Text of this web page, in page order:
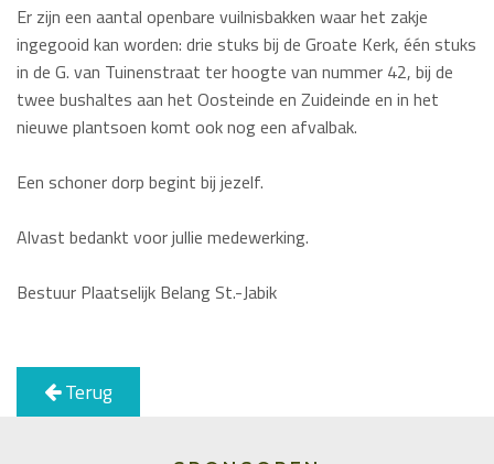
Er zijn een aantal openbare vuilnisbakken waar het zakje
ingegooid kan worden: drie stuks bij de Groate Kerk, één stuks
in de G. van Tuinenstraat ter hoogte van nummer 42, bij de
twee bushaltes aan het Oosteinde en Zuideinde en in het
nieuwe plantsoen komt ook nog een afvalbak.
Een schoner dorp begint bij jezelf.
Alvast bedankt voor jullie medewerking.
Bestuur Plaatselijk Belang St.-Jabik
Terug